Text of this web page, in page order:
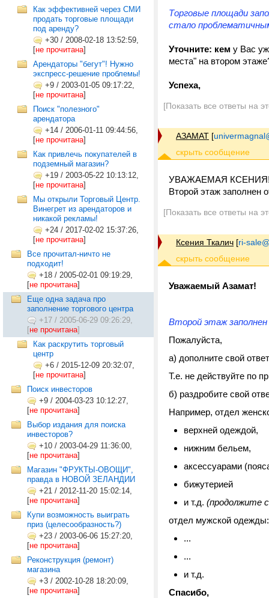
Как эффективней через СМИ
продать торговые площади
под аренду?
+30 / 2008-02-18 13:52:59,
[не прочитана]
Арендаторы "бегут"! Нужно
экспресс-решение проблемы!
+9 / 2003-01-05 09:17:22,
[не прочитана]
Поиск "полезного"
арендатора
+14 / 2006-01-11 09:44:56,
[не прочитана]
Как привлечь покупателей в
подземный магазин?
+19 / 2003-05-22 10:13:12,
[не прочитана]
Мы открыли Торговый Центр.
Винегрет из арендаторов и
никакой рекламы!
+24 / 2017-02-02 15:37:26,
[не прочитана]
Все прочитал-ничто не
подходит!
+18 / 2005-02-01 09:19:29,
[не прочитана]
Еще одна задача про
заполнение торгового центра
+17 / 2005-06-29 09:26:29,
[не прочитана]
Как раскрутить торговый
центр
+6 / 2015-12-09 20:32:07,
[не прочитана]
Поиск инвесторов
+9 / 2004-03-23 10:12:27,
[не прочитана]
Выбор издания для поиска
инвесторов?
+10 / 2003-04-29 11:36:00,
[не прочитана]
Магазин "ФРУКТЫ-ОВОЩИ",
правда в НОВОЙ ЗЕЛАНДИИ
+21 / 2012-11-20 15:02:14,
[не прочитана]
Купи возможность выиграть
приз (целесообразность?)
+23 / 2003-06-06 15:27:20,
[не прочитана]
Реконструкция (ремонт)
магазина
+3 / 2002-10-28 18:20:09,
[не прочитана]
Торговые площади
стало
Уточните: кем у Вас
места" на втором
Успеха,
[Показать все ответы на
АЗАМАТ [
УВАЖАЕМАЯ
Второй этаж заполнен
[Показать все ответы на
Ксения Ткалич [ri-
Уважаемый Азамат!
Второй этаж
Пожалуйста,
а) дополните свой
Т.е. не действуйте по
б) раздробите свой
Например, отдел
верхней одеждой,
нижним бельем,
аксессуарами
бижутерией
и т.д. (продолжите
отдел мужской одежды:
...
...
и т.д.
Спасибо,